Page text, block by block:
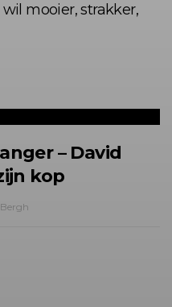
mooier, strakker,
– David
kop